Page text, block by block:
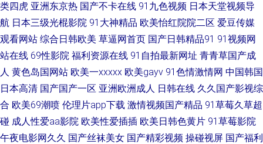
线三区 超碰97青青草 91黑丝av 日韩欧美黄黄色 美国激情网 国产日韩欧美一
区 ts伪娘网站 足交视频网站 无码免费11p 欧美性爱综合楼 九一传媒作品 大
香蕉伊人福利 97欧美性爱 尤物影视AV 日韩在线精品色色 狼友青草园 国产
91视频 超碰97人人爽 AV天堂淫网 91se 午夜吃奶国产视频 日本成人H片 欧
美成人色 黄色A片精品福利 超碰AA 91大香蕉探花 五月丁香福利影院 日本人
类四虎 亚洲东京热 国产不卡在线 91九色视频 日本天堂视频导
航 日本三级光棍影院 91大神精品 欧美怡红院院二区 爱豆传媒
观看网站 综合日韩欧美 草逼网首页 国产日韩精品91 91视频网
站在线 69性影院 福利资源在线 91自拍最新网址 青青草国产成
人 黄色岛国网站 欧美一xxxxx 欧美gayv 91色情激情网 中国韩国
日本高清 国产国产一区 亚洲欧洲成人 日韩在线 久久国产影视综
合 欧美69潮喷 伦理片app下载 激情视频国产精品 91草莓久草超
碰 成人性爱aa影院 欧美性爱插插 欧美日韩色黄片 91草莓影院
午夜电影网久久 国产丝袜美女 国产精彩视频 操碰视屏 国产福利